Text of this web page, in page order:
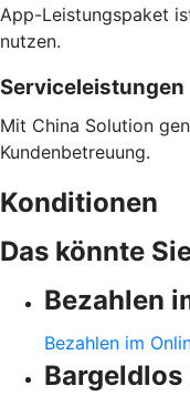
App-Leistungspaket
nutzen.
Serviceleistungen
Mit China Solution
Kundenbetreuung.
Konditionen
Das könnte
Bezahlen
Bezahlen im
Bargeldlos